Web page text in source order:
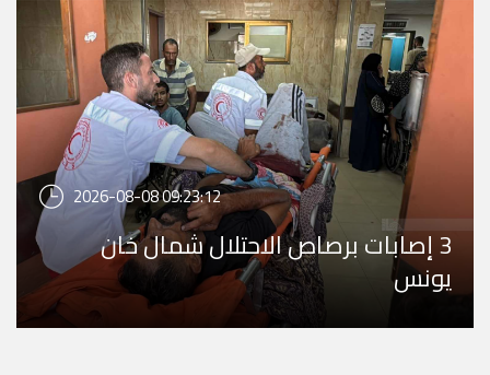
2026-08-08 09:23:12
3 إصابات برصاص الاحتلال شمال خان
يونس